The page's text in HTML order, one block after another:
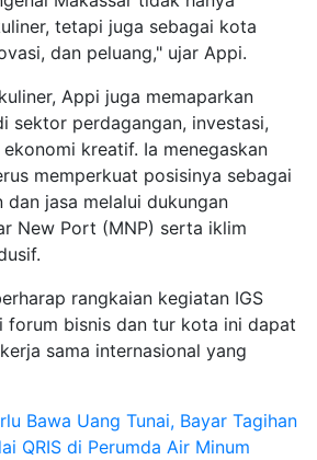
tetapi juga sebagai kota
dan peluang," ujar Appi.
Appi juga memaparkan
sektor perdagangan, investasi,
kreatif. Ia menegaskan
memperkuat posisinya sebagai
dan jasa melalui dukungan
New Port (MNP) serta iklim
rangkaian kegiatan IGS
forum bisnis dan tur kota ini dapat
sama internasional yang
Bawa Uang Tunai, Bayar Tagihan
QRIS di Perumda Air Minum